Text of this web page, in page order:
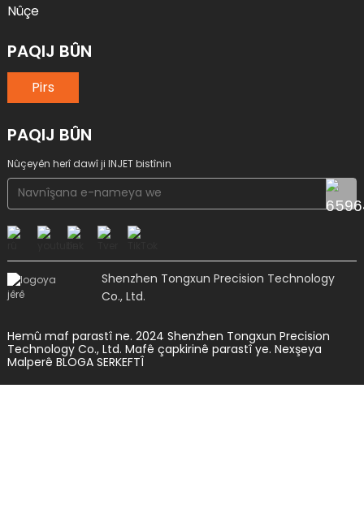
Nûçe
PAQIJ BÛN
Pirs
PAQIJ BÛN
Nûçeyên herî dawî ji INJET bistînin
Shenzhen Tongxun Precision Technology
Co., Ltd.
Hemû maf parastî ne. 2024 Shenzhen Tongxun Precision
Technology Co., Ltd. Mafê çapkirinê parastî ye. Nexşeya
Malperê BLOGA SERKEFTÎ